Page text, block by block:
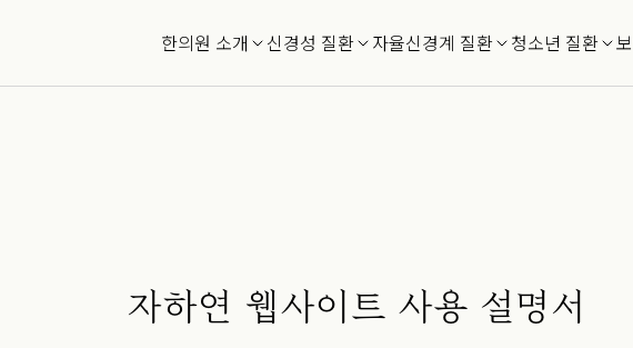
한의원 소개 신경성 질환 자율신경계 질환 청소년 질환
자하연 웹사이트 사용 설명서